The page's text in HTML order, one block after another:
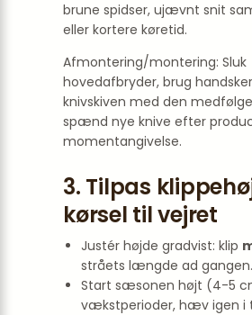
brune spidser, ujævnt snit
eller kortere køretid.
Afmontering/montering: Sluk
hovedafbryder, brug
knivskiven med den
spænd nye knive efter
moment­angivelse.
3. Tilpas
kørsel til vejret
Justér højde gradvist: klip
stråets længde ad gangen.
Start sæsonen højt (4-5
vækstperioder, hæv igen i